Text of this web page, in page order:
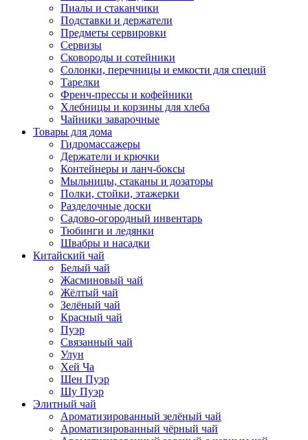
Пиалы и стаканчики
Подставки и держатели
Предметы сервировки
Сервизы
Сковороды и сотейники
Солонки, перечницы и емкости для специй
Тарелки
Френч-прессы и кофейники
Хлебницы и корзины для хлеба
Чайники заварочные
Товары для дома
Гидромассажеры
Держатели и крючки
Контейнеры и ланч-боксы
Мыльницы, стаканы и дозаторы
Полки, стойки, этажерки
Разделочные доски
Садово-огородный инвентарь
Тюбинги и ледянки
Швабры и насадки
Китайский чай
Белый чай
Жасминовый чай
Жёлтый чай
Зелёный чай
Красный чай
Пуэр
Связанный чай
Улун
Хей Ча
Шен Пуэр
Шу Пуэр
Элитный чай
Ароматизированный зелёный чай
Ароматизированный чёрный чай